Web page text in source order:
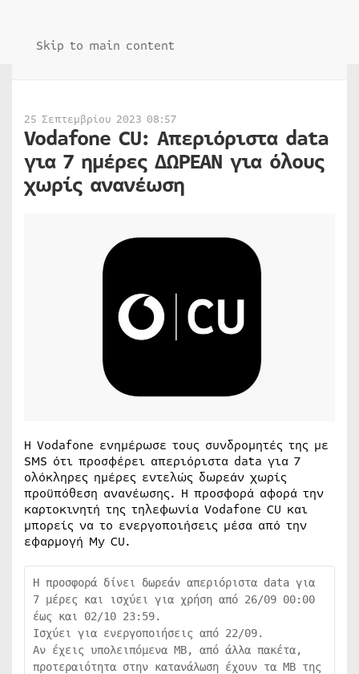
Skip to main content
25 Σεπτεμβρίου 2023 08:57
Vodafone CU: Απεριόριστα data
για 7 ημέρες ΔΩΡΕΑΝ για όλους
χωρίς ανανέωση
Η Vodafone ενημέρωσε τους συνδρομητές της με
SMS ότι προσφέρει απεριόριστα data για 7
ολόκληρες ημέρες εντελώς δωρεάν χωρίς
προϋπόθεση ανανέωσης. Η προσφορά αφορά την
καρτοκινητή της τηλεφωνία Vodafone CU και
μπορείς να το ενεργοποιήσεις μέσα από την
εφαρμογή My CU.
Η προσφορά δίνει δωρεάν απεριόριστα data για
7 μέρες και ισχύει για χρήση από 26/09 00:00
έως και 02/10 23:59.
Ισχύει για ενεργοποιήσεις από 22/09.
Αν έχεις υπολειπόμενα ΜΒ, από άλλα πακέτα,
προτεραιότητα στην κατανάλωση έχουν τα ΜΒ της